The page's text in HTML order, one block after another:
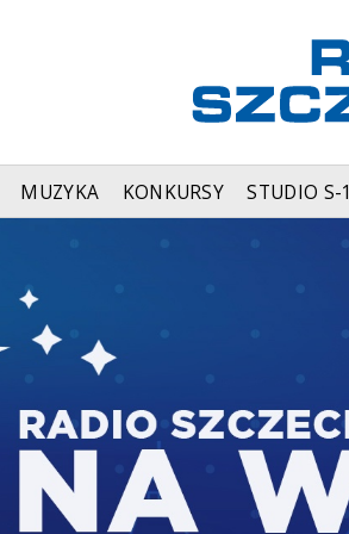
MUZYKA KONKURSY STUDIO S-1